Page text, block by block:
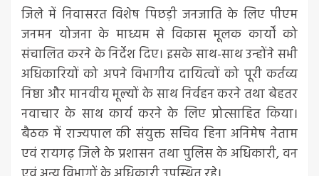
जिले में निवासरत विशेष पिछड़ी जनजाति के लिए पीएम
जनमन योजना के माध्यम से विकास मूलक कार्यों को
संचालित करने के निर्देश दिए। इसके साथ-साथ उन्होंने सभी
अधिकारियों को अपने विभागीय दायित्वों को पूरी कर्तव्य
निष्ठा और मानवीय मूल्यों के साथ निर्वहन करने तथा बेहतर
नवाचार के साथ कार्य करने के लिए प्रोत्साहित किया।
बैठक में राज्यपाल की संयुक्त सचिव हिना अनिमेष नेताम
एवं रायगढ़ जिले के प्रशासन तथा पुलिस के अधिकारी, वन